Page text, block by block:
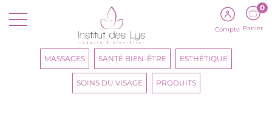
Compte
0
Panier
MASSAGES SANTÉ BIEN-ÊTRE ESTHÉTIQUE
SOINS DU VISAGE PRODUITS